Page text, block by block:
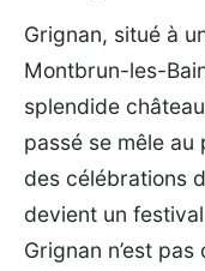
Grignan, situé à
Montbrun-les-
splendide
passé se mêle
des célébrations
devient un
Grignan n’est